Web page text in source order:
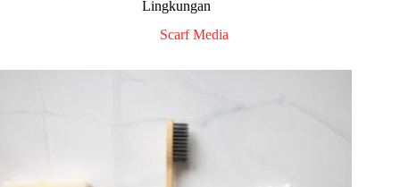
Lingkungan
Scarf Media